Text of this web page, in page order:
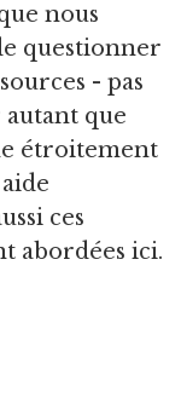
nous
questionner
- pas
que
étroitement
ces
abordées ici.